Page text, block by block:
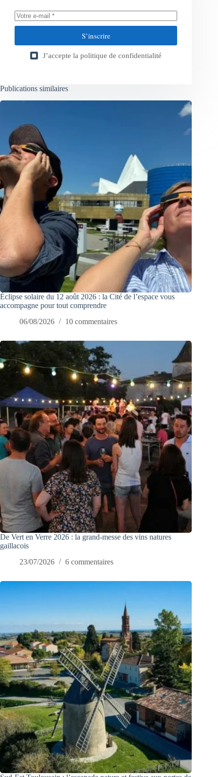
S’inscrire
J’accepte la politique de confidentialité
Publications similaires
Éclipse solaire du 12 août 2026 : la Cité de l’espace vous
accompagne pour tout comprendre
06/08/2026
10 commentaires
De Vert en Verre 2026 : la grand-messe des vins natures
gaillacois
23/07/2026
6 commentaires